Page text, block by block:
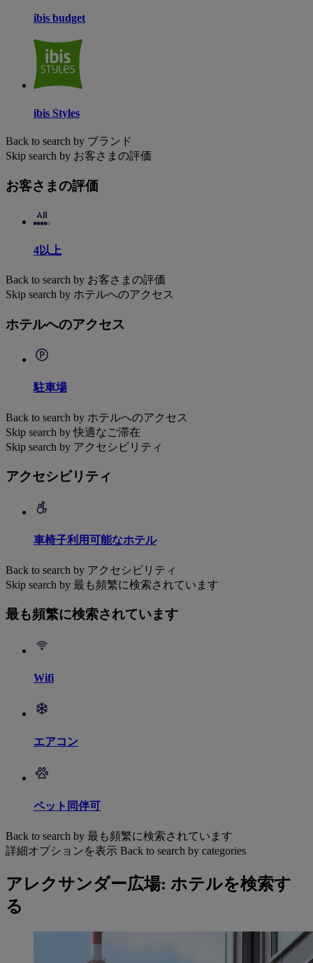
ibis budget
ibis Styles
Back to search by ブランド
Skip search by お客さまの評価
お客さまの評価
4以上
Back to search by お客さまの評価
Skip search by ホテルへのアクセス
ホテルへのアクセス
駐車場
Back to search by ホテルへのアクセス
Skip search by 快適なご滞在
Skip search by アクセシビリティ
アクセシビリティ
車椅子利用可能なホテル
Back to search by アクセシビリティ
Skip search by 最も頻繁に検索されています
最も頻繁に検索されています
Wifi
エアコン
ペット同伴可
Back to search by 最も頻繁に検索されています
詳細オプションを表示 Back to search by categories
アレクサンダー広場: ホテルを検索す
る